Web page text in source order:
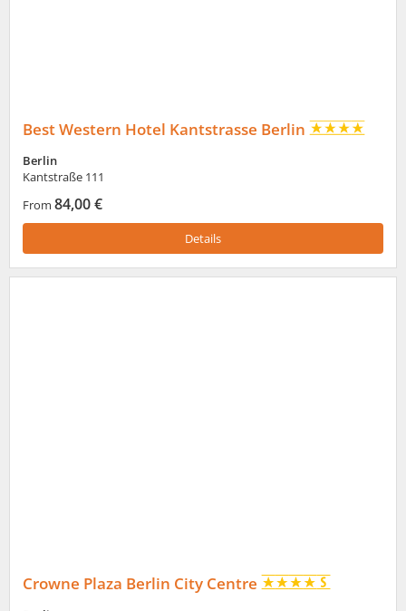
Best Western Hotel Kantstrasse Berlin
Berlin
Kantstraße 111
From 84,00 €
Details
Crowne Plaza Berlin City Centre